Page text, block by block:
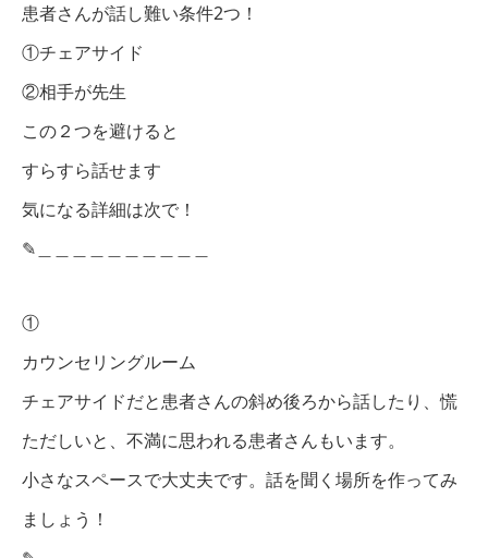
患者さんが話し難い条件2つ！
①チェアサイド
②相手が先生
この２つを避けると
すらすら話せます
気になる詳細は次で！
✎︎＿＿＿＿＿＿＿＿＿＿
①
カウンセリングルーム
チェアサイドだと患者さんの斜め後ろから話したり、慌
ただしいと、不満に思われる患者さんもいます。
小さなスペースで大丈夫です。話を聞く場所を作ってみ
ましょう！